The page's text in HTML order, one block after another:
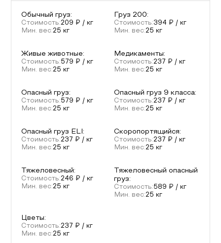
Обычный груз:
Стоимость:209 ₽ / кг
Мин. вес:25 кг
Груз 200:
Стоимость:394 ₽ / кг
Мин. вес:25 кг
Живые животные:
Стоимость:579 ₽ / кг
Мин. вес:25 кг
Медикаменты:
Стоимость:237 ₽ / кг
Мин. вес:25 кг
Опасный груз:
Стоимость:579 ₽ / кг
Мин. вес:25 кг
Опасный груз 9 класса:
Стоимость:237 ₽ / кг
Мин. вес:25 кг
Опасный груз ELI :
Стоимость:237 ₽ / кг
Мин. вес:25 кг
Скоропортящийся:
Стоимость:237 ₽ / кг
Мин. вес:25 кг
Тяжеловесный:
Стоимость:246 ₽ / кг
Мин. вес:25 кг
Тяжеловесный опасный
груз:
Стоимость:589 ₽ / кг
Мин. вес:25 кг
Цветы:
Стоимость:237 ₽ / кг
Мин. вес:25 кг